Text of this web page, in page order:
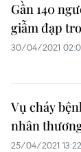
Gần 140
giẫm đạp
30/04/2021
Vụ cháy
nhân
25/04/2021 13:22